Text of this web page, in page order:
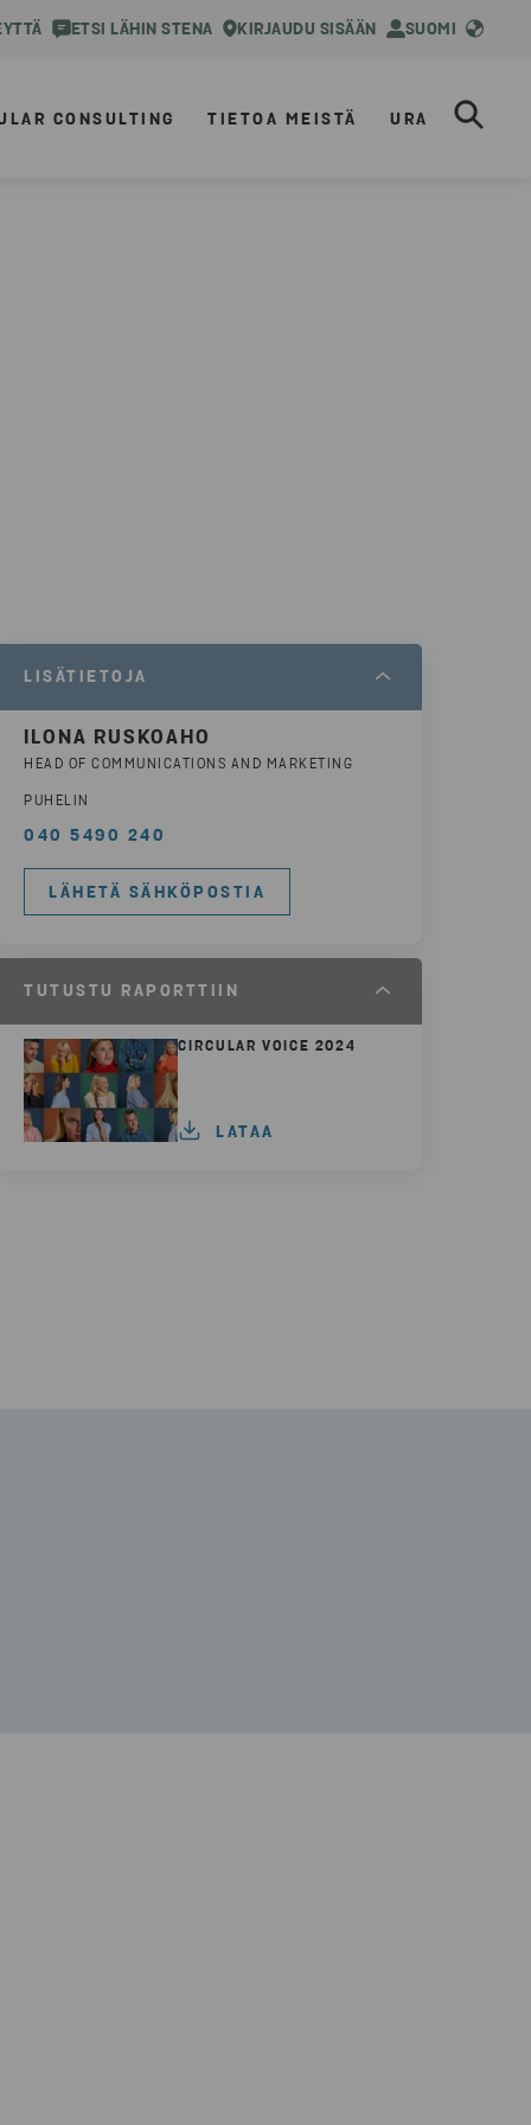
ETSI LÄHIN STENA KIRJAUDU SISÄÄN SUOMI
CONSULTING TIETOA MEISTÄ URA
LISÄTIETOJA
ILONA RUSKOAHO
HEAD OF COMMUNICATIONS AND MARKETING
PUHELIN
040 5490 240
LÄHETÄ SÄHKÖPOSTIA
TUTUSTU RAPORTTIIN
CIRCULAR VOICE 2024
LATAA